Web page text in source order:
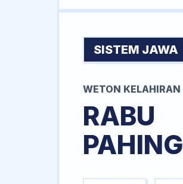
SISTEM JAWA
WETON KELAHIRAN
RABU
PAHING